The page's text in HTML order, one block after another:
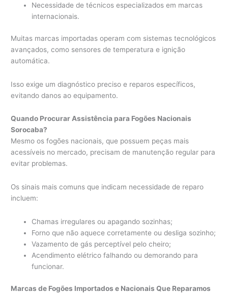
Necessidade de técnicos especializados em marcas
internacionais.
Muitas marcas importadas operam com sistemas tecnológicos
avançados, como sensores de temperatura e ignição
automática.
Isso exige um diagnóstico preciso e reparos específicos,
evitando danos ao equipamento.
Quando Procurar Assistência para Fogões Nacionais
Sorocaba?
Mesmo os fogões nacionais, que possuem peças mais
acessíveis no mercado, precisam de manutenção regular para
evitar problemas.
Os sinais mais comuns que indicam necessidade de reparo
incluem:
Chamas irregulares ou apagando sozinhas;
Forno que não aquece corretamente ou desliga sozinho;
Vazamento de gás perceptível pelo cheiro;
Acendimento elétrico falhando ou demorando para
funcionar.
Marcas de Fogões Importados e Nacionais Que Reparamos